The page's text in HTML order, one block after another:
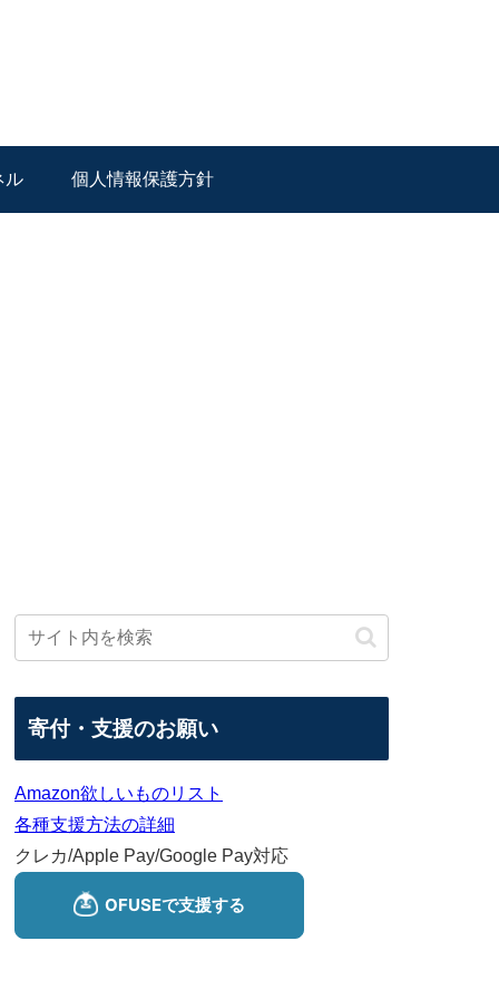
ル 個人情報保護方針
寄付・支援のお願い
Amazon欲しいものリスト
各種支援方法の詳細
クレカ/Apple Pay/Google Pay対応